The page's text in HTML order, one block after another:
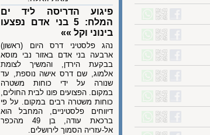
פיגוע הדריסה ליד ים
המלח: 5 בני אדם נפצעו
בינוני וקל »»
נהג פלסטיני דרס היום (ראשון)
ארבעה בני אדם באזור נבי מוסא
בבקעת הירדן, והמשיך לצומת
אלמוג, שם דרס אישה נוספת, עד
שנורה על ידי כוחות משטרה
במקום. הפצועים פונו לבית החולים,
כוחות משטרה רבים במקום. על פי
דיווחים פלסטיניים, המחבל הוא
ברכאת עודה, בן 49 מהכפר
אל-עזריה הסמוך לירושלים.